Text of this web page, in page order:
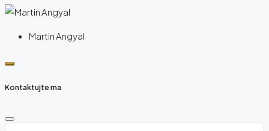
Martin Angyal
Kontaktujte ma